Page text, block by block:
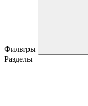
Фильтры
Разделы